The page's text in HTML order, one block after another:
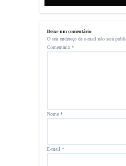
Deixe um comentário
O seu endereço de e-mail não será
Comentário *
Nome *
E-mail *